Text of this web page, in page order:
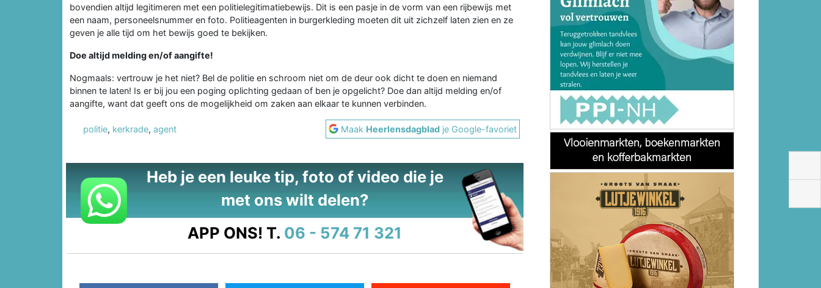
bovendien altijd legitimeren met een politielegitimatiebewijs. Dit is een pasje in de vorm van een rijbewijs met
een naam, personeelsnummer en foto. Politieagenten in burgerkleding moeten dit uit zichzelf laten zien en ze
geven je alle tijd om het bewijs goed te bekijken.
Doe altijd melding en/of aangifte!
Nogmaals: vertrouw je het niet? Bel de politie en schroom niet om de deur ook dicht te doen en niemand
binnen te laten! Is er bij jou een poging oplichting gedaan of ben je opgelicht? Doe dan altijd melding en/of
aangifte, want dat geeft ons de mogelijkheid om zaken aan elkaar te kunnen verbinden.
politie, kerkrade, agent Maak Heerlensdagblad je Google-favoriet
Heb je een leuke tip, foto of video die je
met ons wilt delen?
APP ONS! T. 06 - 574 71 321